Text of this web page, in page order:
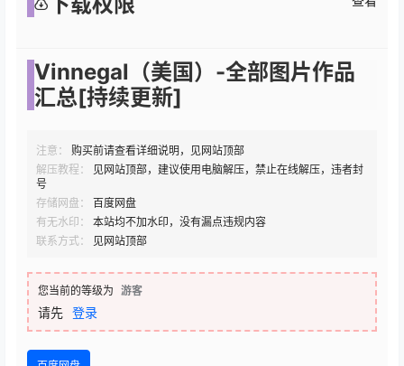
Vinnegal（美国）-全部图片作品
汇总[持续更新]
注意：
购买前请查看详细说明，见网站顶部
解压教程：
见网站顶部，建议使用电脑解压，禁止在线解压，违者封
号
存储网盘：
百度网盘
有无水印：
本站均不加水印，没有漏点违规内容
联系方式：
见网站顶部
您当前的等级为 游客
请先 登录